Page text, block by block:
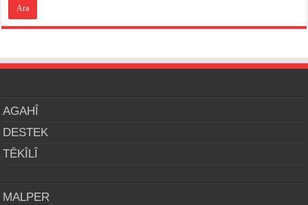
AGAHÎ
DESTEK
TÊKÎLÎ
MALPER